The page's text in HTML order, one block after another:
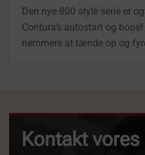
Den nye 800 style serie er
Contura’s autostart og
nemmere at tænde op og
Kontakt